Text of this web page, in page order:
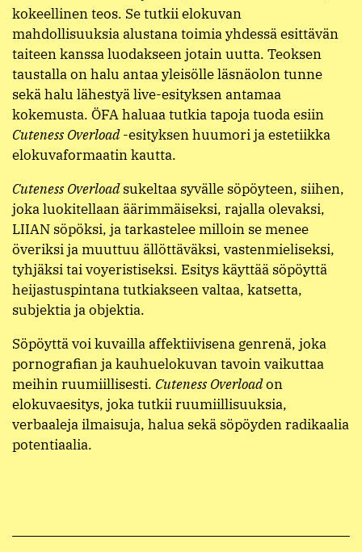
kokeellinen teos. Se tutkii elokuvan
mahdollisuuksia alustana toimia yhdessä esittävän
taiteen kanssa luodakseen jotain uutta. Teoksen
taustalla on halu antaa yleisölle läsnäolon tunne
sekä halu lähestyä live-esityksen antamaa
kokemusta. ÖFA haluaa tutkia tapoja tuoda esiin
Cuteness Overload-esityksen huumori ja estetiikka
elokuvaformaatin kautta.
Cuteness Overloadsukeltaa syvälle söpöyteen, siihen,
joka luokitellaan äärimmäiseksi, rajalla olevaksi,
LIIAN söpöksi, ja tarkastelee milloin se menee
överiksi ja muuttuu ällöttäväksi, vastenmieliseksi,
tyhjäksi tai voyeristiseksi. Esitys käyttää söpöyttä
heijastuspintana tutkiakseen valtaa, katsetta,
subjektia ja objektia.
Söpöyttä voi kuvailla affektiivisena genrenä, joka
pornografian ja kauhuelokuvan tavoin vaikuttaa
meihin ruumiillisesti. Cuteness Overloadon
elokuvaesitys, joka tutkii ruumiillisuuksia,
verbaaleja ilmaisuja, halua sekä söpöyden radikaalia
potentiaalia.